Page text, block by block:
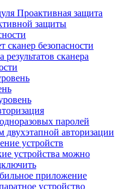
Проактивная защита
защиты
сканер безопасности
результатов сканера
паролей
двухэтапной авторизации
устройств
устройства можно
приложение
устройство